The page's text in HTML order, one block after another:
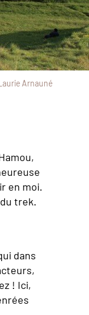
Arnauné
en moi.
trek.
dans
! Ici,